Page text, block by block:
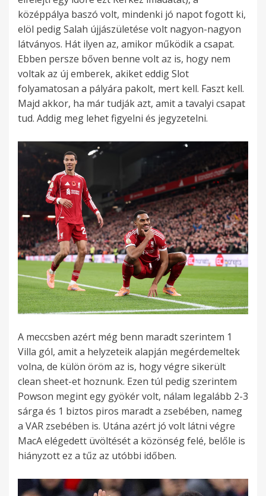
középpálya baszó volt, mindenki jó napot fogott ki,
elöl pedig Salah újjászületése volt nagyon-nagyon
látványos. Hát ilyen az, amikor működik a csapat.
Ebben persze bőven benne volt az is, hogy nem
voltak az új emberek, akiket eddig Slot
folyamatosan a pályára pakolt, mert kell. Faszt kell.
Majd akkor, ha már tudják azt, amit a tavalyi csapat
tud. Addig meg lehet figyelni és jegyzetelni.
A meccsben azért még benn maradt szerintem 1
Villa gól, amit a helyzeteik alapján megérdemeltek
volna, de külön öröm az is, hogy végre sikerült
clean sheet-et hoznunk. Ezen túl pedig szerintem
Powson megint egy gyökér volt, nálam legalább 2-3
sárga és 1 biztos piros maradt a zsebében, nameg
a VAR zsebében is. Utána azért jó volt látni végre
MacA elégedett üvöltését a közönség felé, belőle is
hiányzott ez a tűz az utóbbi időben.